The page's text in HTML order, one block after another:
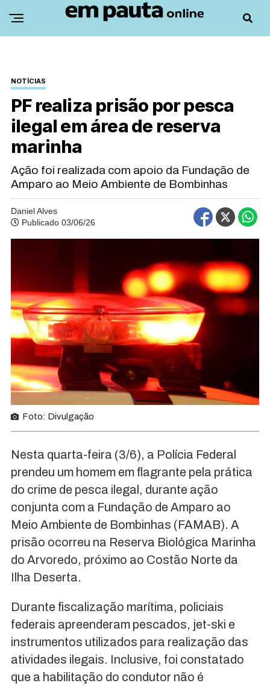
NOTÍCIAS
PF realiza prisão por pesca
ilegal em área de reserva
marinha
Ação foi realizada com apoio da Fundação de
Amparo ao Meio Ambiente de Bombinhas
Daniel Alves
Publicado 03/06/26
Foto: Divulgação
Nesta quarta-feira (3/6), a Polícia Federal
prendeu um homem em flagrante pela prática
do crime de pesca ilegal, durante ação
conjunta com a Fundação de Amparo ao
Meio Ambiente de Bombinhas (FAMAB). A
prisão ocorreu na Reserva Biológica Marinha
do Arvoredo, próximo ao Costão Norte da
Ilha Deserta.
Durante fiscalização marítima, policiais
federais apreenderam pescados, jet-ski e
instrumentos utilizados para realização das
atividades ilegais. Inclusive, foi constatado
que a habilitação do condutor não é